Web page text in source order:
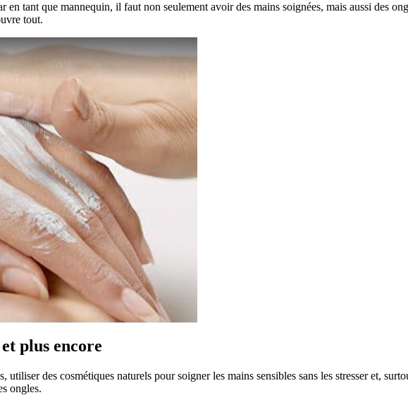
tant que mannequin, il faut non seulement avoir des mains soignées, mais aussi des
tout.
plus encore
des cosmétiques naturels pour soigner les mains sensibles sans les stresser et,
ongles.